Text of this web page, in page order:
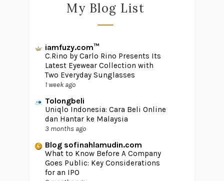
My Blog List
iamfuzy.com™
C.Rino by Carlo Rino Presents Its
Latest Eyewear Collection with
Two Everyday Sunglasses
1 week ago
Tolongbeli
Uniqlo Indonesia: Cara Beli Online
dan Hantar ke Malaysia
3 months ago
Blog sofinahlamudin.com
What to Know Before A Company
Goes Public: Key Considerations
for an IPO